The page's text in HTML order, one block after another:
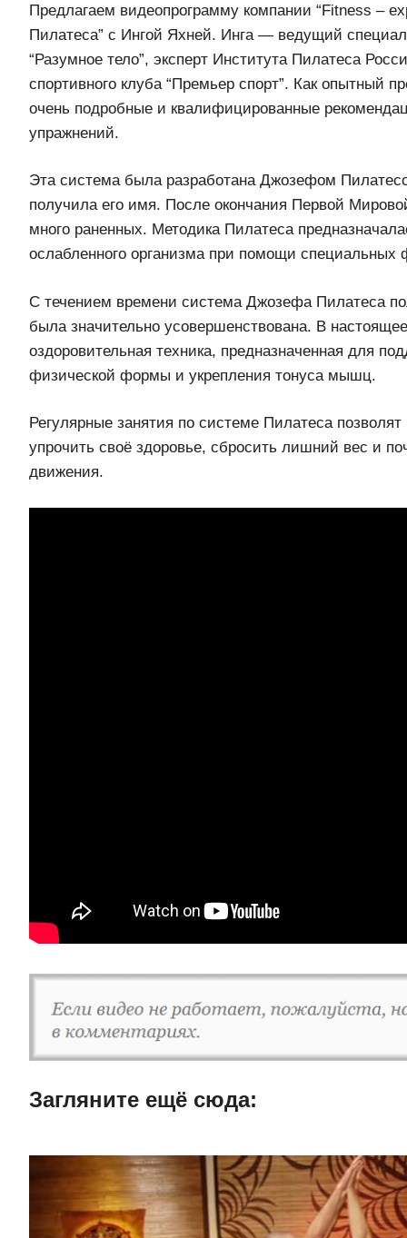
Предлагаем видеопрограмму компании “Fitness –
Пилатеса” с Ингой Яхней. Инга — ведущий
“Разумное тело”, эксперт Института Пилатеса
спортивного клуба “Премьер спорт”. Как опытный
очень подробные и квалифицированные
упражнений.
Эта система была разработана Джозефом
получила его имя. После окончания Первой
много раненных. Методика Пилатеса
ослабленного организма при помощи специальных
С течением времени система Джозефа Пилатеса
была значительно усовершенствована. В
оздоровительная техника, предназначенная для
физической формы и укрепления тонуса мышц.
Регулярные занятия по системе Пилатеса
упрочить своё здоровье, сбросить лишний вес и
движения.
Загляните ещë сюда: